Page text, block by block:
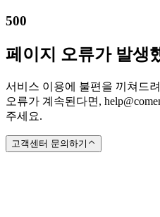
500
페이지 오류가 발생
서비스 이용에 불편을 끼쳐드
오류가 계속된다면,
주세요.
고객센터 문의하기